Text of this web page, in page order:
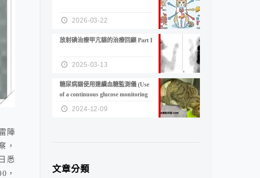
陣
，
悉
，
2026-03-22
放射碘治療甲亢貓的治療回顧 Part I
2025-03-13
糖尿病貓使用連續血糖監測儀 (Use
of a continuous glucose monitoring
device in feline diabetes
management)
2024-12-09
文章分類